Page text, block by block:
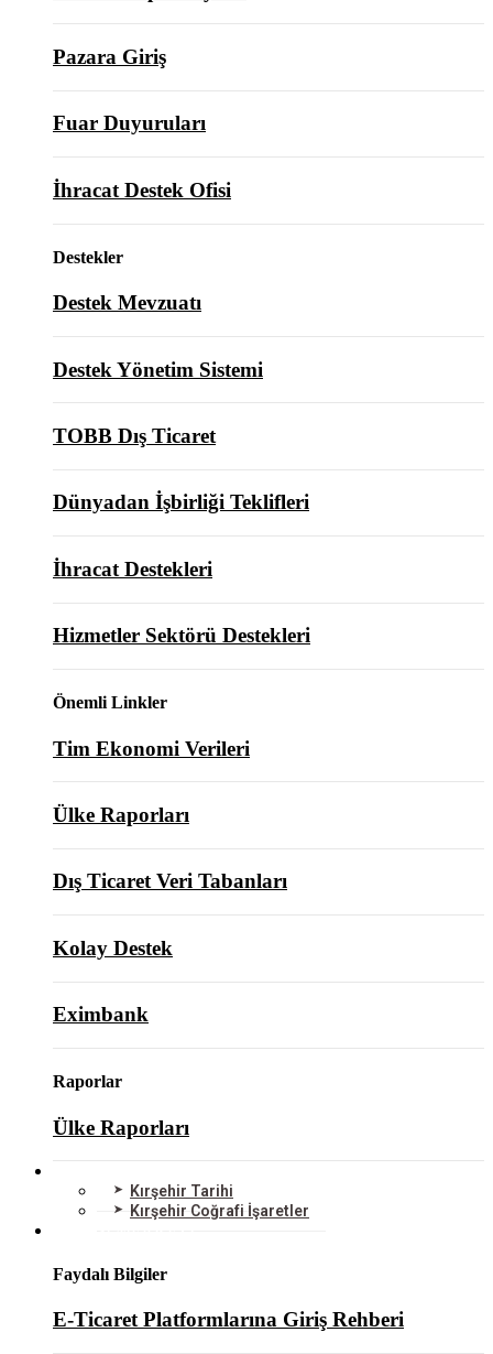
Pazara Giriş
Fuar Duyuruları
İhracat Destek Ofisi
Destekler
Destek Mevzuatı
Destek Yönetim Sistemi
TOBB Dış Ticaret
Dünyadan İşbirliği Teklifleri
İhracat Destekleri
Hizmetler Sektörü Destekleri
Önemli Linkler
Tim Ekonomi Verileri
Ülke Raporları
Dış Ticaret Veri Tabanları
Kolay Destek
Eximbank
Raporlar
Ülke Raporları
Kırşehir Tarihi
Kırşehir Coğrafi İşaretler
Faydalı Bilgiler
E-Ticaret Platformlarına Giriş Rehberi